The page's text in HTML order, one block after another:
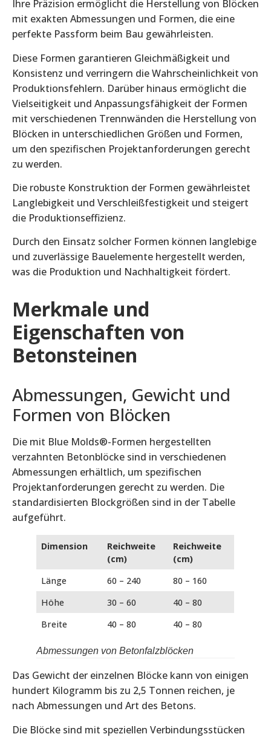
Ihre Präzision ermöglicht die Herstellung von Blöcken
mit exakten Abmessungen und Formen, die eine
perfekte Passform beim Bau gewährleisten.
Diese Formen garantieren Gleichmäßigkeit und
Konsistenz und verringern die Wahrscheinlichkeit von
Produktionsfehlern. Darüber hinaus ermöglicht die
Vielseitigkeit und Anpassungsfähigkeit der Formen
mit verschiedenen Trennwänden die Herstellung von
Blöcken in unterschiedlichen Größen und Formen,
um den spezifischen Projektanforderungen gerecht
zu werden.
Die robuste Konstruktion der Formen gewährleistet
Langlebigkeit und Verschleißfestigkeit und steigert
die Produktionseffizienz.
Durch den Einsatz solcher Formen können langlebige
und zuverlässige Bauelemente hergestellt werden,
was die Produktion und Nachhaltigkeit fördert.
Merkmale und
Eigenschaften von
Betonsteinen
Abmessungen, Gewicht und
Formen von Blöcken
Die mit Blue Molds®-Formen hergestellten
verzahnten Betonblöcke sind in verschiedenen
Abmessungen erhältlich, um spezifischen
Projektanforderungen gerecht zu werden. Die
standardisierten Blockgrößen sind in der Tabelle
aufgeführt.
Dimension
Reichweite
(cm)
Reichweite
(cm)
Länge
60 – 240
80 – 160
Höhe
30 – 60
40 – 80
Breite
40 – 80 40 – 80
Abmessungen von Betonfalzblöcken
Das Gewicht der einzelnen Blöcke kann von einigen
hundert Kilogramm bis zu 2,5 Tonnen reichen, je
nach Abmessungen und Art des Betons.
Die Blöcke sind mit speziellen Verbindungsstücken